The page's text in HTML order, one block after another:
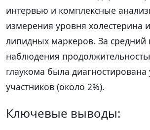
интервью и комплексные
измерения уровня холестерина
липидных маркеров. За средний
наблюдения
глаукома была диагностирована
участников (около 2%).
Ключевые выводы: